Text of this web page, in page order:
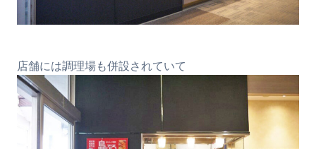
店舗には調理場も併設されていて